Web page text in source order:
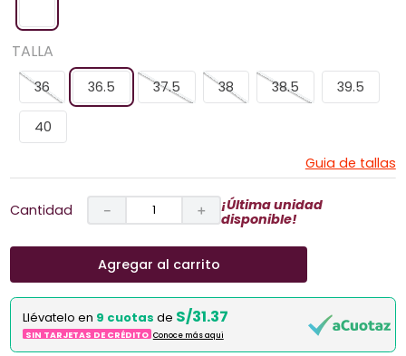
TALLA
36 36.5 37.5 38 38.5 39.5
40
Guia de tallas
Cantidad ＋
－
¡Última unidad
disponible!
Agregar al carrito
Llévatelo en 9 cuotas de S/31.37
SIN TARJETAS DE CRÉDITO Conoce más aqui